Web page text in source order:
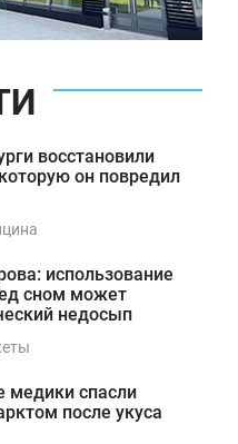
восстановили
он повредил
использование
сном может
недосып
медики спасли
после укуса